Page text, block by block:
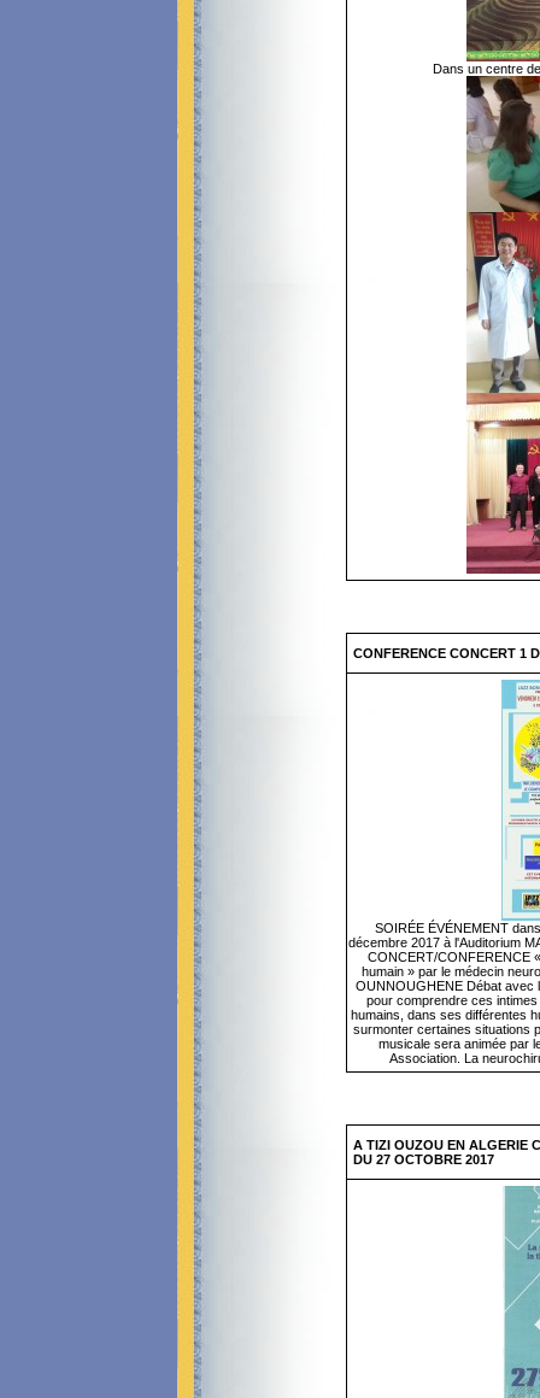
Dans un centre
CONFERENCE CONCERT 1
SOIRÉE ÉVÉNEMENT
décembre 2017 à l'Auditorium
CONCERT/CONFERENCE
humain » par le médecin
OUNNOUGHENE Débat avec
pour comprendre ces
humains, dans ses différentes
surmonter certaines situations
musicale sera animée par
Association. La
A TIZI OUZOU EN ALGERIE
DU 27 OCTOBRE 2017